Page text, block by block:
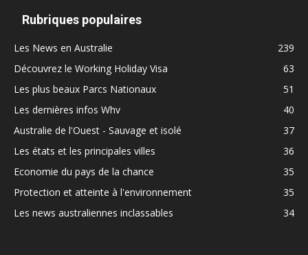
Rubriques populaires
Les News en Australie
239
Découvrez le Working Holiday Visa
63
Les plus beaux Parcs Nationaux
51
Les dernières infos Whv
40
Australie de l'Ouest - Sauvage et isolé
37
Les états et les principales villes
36
Economie du pays de la chance
35
Protection et atteinte à l'environnement
35
Les news australiennes inclassables
34